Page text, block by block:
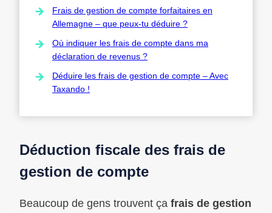
Frais de gestion de compte forfaitaires en
Allemagne – que peux-tu déduire ?
Où indiquer les frais de compte dans ma
déclaration de revenus ?
Déduire les frais de gestion de compte – Avec
Taxando !
Déduction fiscale des frais de
gestion de compte
Beaucoup de gens trouvent ça frais de gestion